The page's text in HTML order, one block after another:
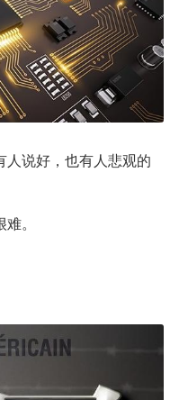
说好，也有人悲观的
。